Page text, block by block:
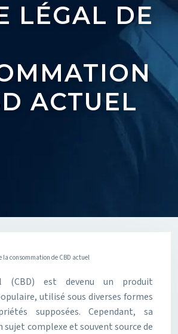
LÉGAL DE
ACTUEL
la consommation de CBD actuel
(CBD) est devenu un produit
utilisé sous diverses formes
supposées. Cependant, sa
complexe et souvent source de